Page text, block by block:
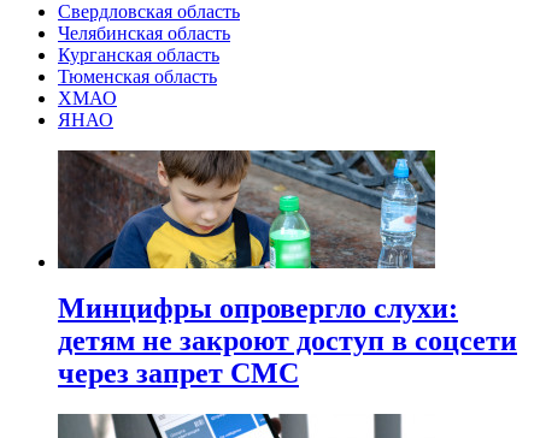
Свердловская область
Челябинская область
Курганская область
Тюменская область
ХМАО
ЯНАО
Минцифры опровергло слухи:
детям не закроют доступ в соцсети
через запрет СМС